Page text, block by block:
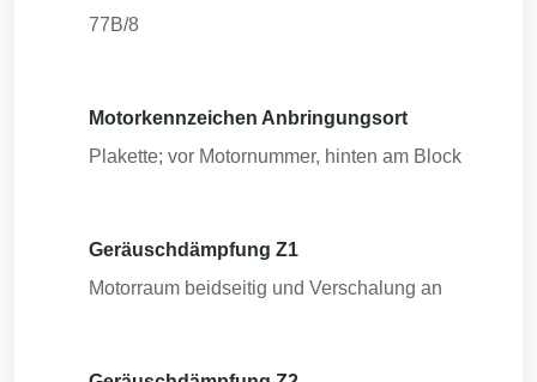
77B/8
Motorkennzeichen Anbringungsort
Plakette; vor Motornummer, hinten am Block
Geräuschdämpfung Z1
Motorraum beidseitig und Verschalung an